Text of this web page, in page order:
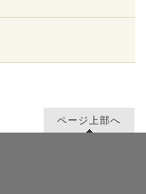
ページ上部へ